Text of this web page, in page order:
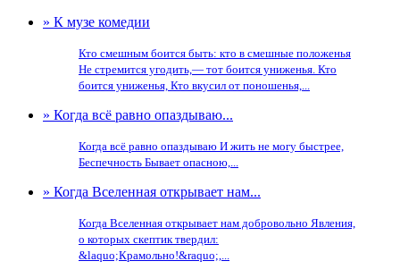
» К музе комедии
Кто смешным боится быть: кто в смешные положенья
Не стремится угодить,— тот боится униженья. Кто
боится униженья, Кто вкусил от поношенья,...
» Когда всё равно опаздываю...
Когда всё равно опаздываю И жить не могу быстрее,
Беспечность Бывает опасною,...
» Когда Вселенная открывает нам...
Когда Вселенная открывает нам добровольно Явления,
о которых скептик твердил:
&laquo;Крамольно!&raquo;,...